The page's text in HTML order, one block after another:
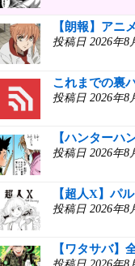
【朗報】アニ
投稿日 2026年8
これまでの裏
投稿日 2026年8
【ハンターハ
投稿日 2026年8
【超人X】パ
投稿日 2026年8
【ワタサバ】